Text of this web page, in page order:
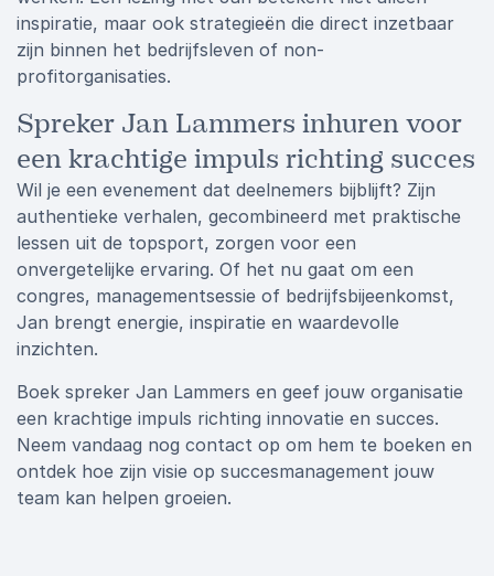
inspiratie, maar ook strategieën die direct inzetbaar
zijn binnen het bedrijfsleven of non-
profitorganisaties.
Spreker Jan Lammers inhuren voor
een krachtige impuls richting succes
Wil je een evenement dat deelnemers bijblijft? Zijn
authentieke verhalen, gecombineerd met praktische
lessen uit de topsport, zorgen voor een
onvergetelijke ervaring. Of het nu gaat om een
congres, managementsessie of bedrijfsbijeenkomst,
Jan brengt energie, inspiratie en waardevolle
inzichten.
Boek spreker Jan Lammers en geef jouw organisatie
een krachtige impuls richting innovatie en succes.
Neem vandaag nog contact op om hem te boeken en
ontdek hoe zijn visie op succesmanagement jouw
team kan helpen groeien.